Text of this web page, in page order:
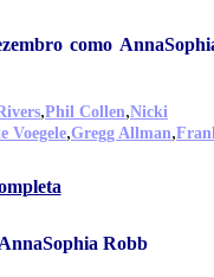
como
,Phil Collen,Nicki
Voegele,Gregg Allman,
Robb